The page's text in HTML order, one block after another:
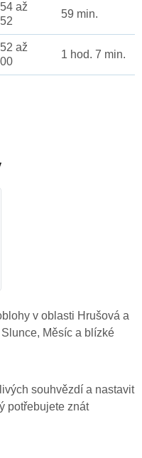
až
59 min.
až
1 hod. 7 min.
v oblasti Hrušová a
Měsíc a blízké
souhvězdí a nastavit
potřebujete znát